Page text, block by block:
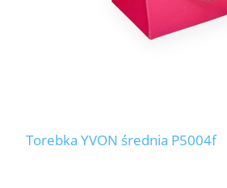
Torebka YVON średnia P5004f